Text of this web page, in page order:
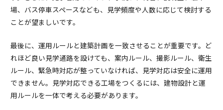
場、バス停車スペースなども、見学頻度や人数に応じて検討する
ことが望ましいです。
最後に、運用ルールと建築計画を一致させることが重要です。ど
れほど良い見学通路を設けても、案内ルール、撮影ルール、衛生
ルール、緊急時対応が整っていなければ、見学対応は安全に運用
できません。見学対応できる工場をつくるには、建物設計と運
用ルールを一体で考える必要があります。